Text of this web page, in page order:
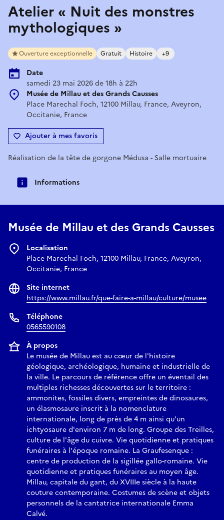
Atelier « Nuit des monstres
mythologiques »
Ouverture exceptionnelle Gratuit Histoire +9
Date
samedi 23 mai 2026 de 18h à 22h
Musée de Millau et des Grands Causses
Place Marechal Foch, 12100 Millau, France, Aveyron,
Occitanie, France
Ajouter à mes favoris
Réalisation de la tête de gorgone Médusa - Salle mortuaire
Informations
Musée de Millau et des Grands Causses
Localisation
Place Marechal Foch, 12100 Millau, France, Aveyron,
Occitanie, France
Site internet
https://www.millau.fr/que-faire-a-millau/culture/musee
Téléphone
0565590108
À propos
Le musée de Millau est au cœur de l'histoire
géologique, archéologique, humaine et industrielle de
la ville. Le parcours de référence offre un éventail des
multiples richesses découvertes sur le territoire :
ammonites, fossiles divers, empreintes de dinosaures,
un élasmosaure inscrit à la nomenclature
internationale, long de près de 4 m ainsi qu'un
ichtyosaure d'environ 7 m de long. Groupe des Treilles,
culture de l'âge du cuivre. Vie quotidienne et pratiques
funéraires à l'époque romaine. La Graufesenque :
centre de production de la sigillée gallo-romaine. Vie
quotidienne et pratiques funéraires au moyen âge.
Millau, capitale du gant, du XVIIIe siècle à la haute
couture contemporaine. Costumes de scène et objets
personnels de la cantatrice internationale Emma
Calvé.